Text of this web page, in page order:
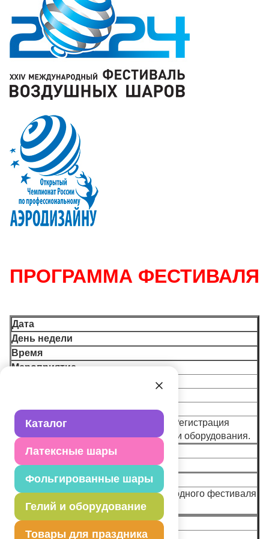
Каталог
Латексные шары
Фольгированные шары
Гелий и оборудование
Товары для праздника
ПРОГРАММА ФЕСТИВАЛЯ
Дата
День недели
Время
Мероприятие
11:00 – 17:00
Завоз оборудования и материалов. Регистрация
участников. Подготовка материалов и оборудования.
11:00 – 20:00
Создание каркасов.
18:00 – 19:30
Открытие 24 Московского международного фестиваля
воздушных шаров!
24.09.2024
Вторник